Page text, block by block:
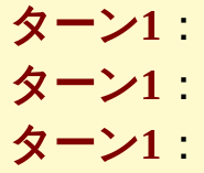
ターン1 ：
ターン1 ：
ターン1 ：